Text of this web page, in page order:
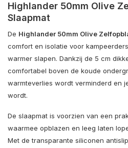
Highlander 50mm Olive
Slaapmat
De Highlander 50mm Olive
comfort en isolatie voor
warmer slapen. Dankzij de 5 cm
comfortabel boven de koude
warmteverlies wordt verminderd en
wordt.
De slaapmat is voorzien van een
waarmee opblazen en leeg laten
Met de transparante siliconen